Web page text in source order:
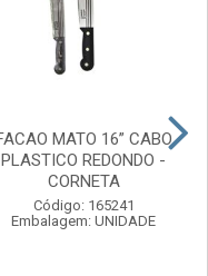
MATO 16” CABO
PLASTICO REDONDO -
CORNETA
Código: 165241
Embalagem: UNIDADE